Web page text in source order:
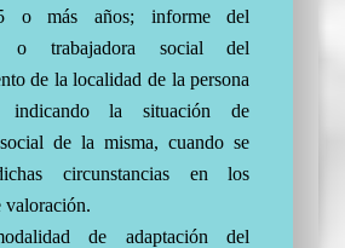
o más años; informe del
o trabajadora social del
de la localidad de la persona
indicando la situación de
de la misma, cuando se
circunstancias en los
valoración.
de adaptación del